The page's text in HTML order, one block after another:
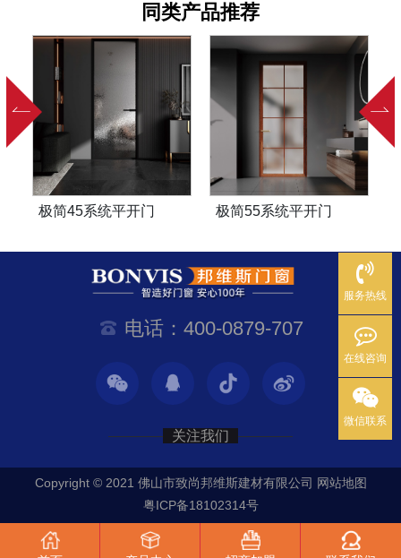
同类产品推荐
极简45系统平开门 极简55系统平开门
电话：400-0879-707
关注我们
Copyright © 2021 佛山市致尚邦维斯建材有限公司 网站地图
粤ICP备18102314号
服务热线
在线咨询
微信联系